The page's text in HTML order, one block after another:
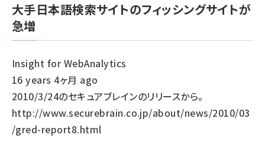
大手日本語検索サイトのフィッシングサイトが
急増
Insight for WebAnalytics
16 years 4ヶ月 ago
2010/3/24のセキュアブレインのリリースから。
http://www.securebrain.co.jp/about/news/2010/03
/gred-report8.html